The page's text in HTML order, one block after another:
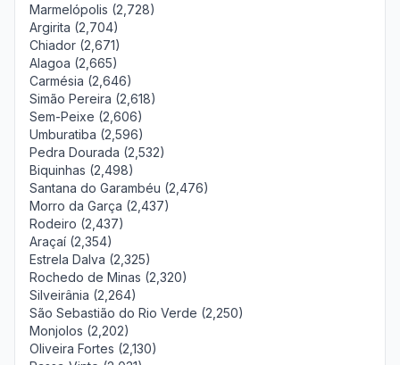
Marmelópolis (2,728)
Argirita (2,704)
Chiador (2,671)
Alagoa (2,665)
Carmésia (2,646)
Simão Pereira (2,618)
Sem-Peixe (2,606)
Umburatiba (2,596)
Pedra Dourada (2,532)
Biquinhas (2,498)
Santana do Garambéu (2,476)
Morro da Garça (2,437)
Rodeiro (2,437)
Araçaí (2,354)
Estrela Dalva (2,325)
Rochedo de Minas (2,320)
Silveirânia (2,264)
São Sebastião do Rio Verde (2,250)
Monjolos (2,202)
Oliveira Fortes (2,130)